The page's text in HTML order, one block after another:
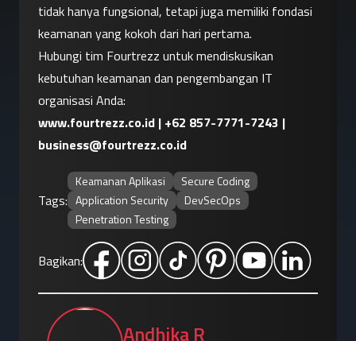
tidak hanya fungsional, tetapi juga memiliki fondasi
keamanan yang kokoh dari hari pertama.
Hubungi tim Fourtrezz untuk mendiskusikan
kebutuhan keamanan dan pengembangan IT
organisasi Anda:
www.fourtrezz.co.id | +62 857-7771-7243
business@fourtrezz.co.id
Tags:
Keamanan Aplikasi
Secure Coding
Application Security
DevSecOps
Penetration Testing
Bagikan:
Andhika R